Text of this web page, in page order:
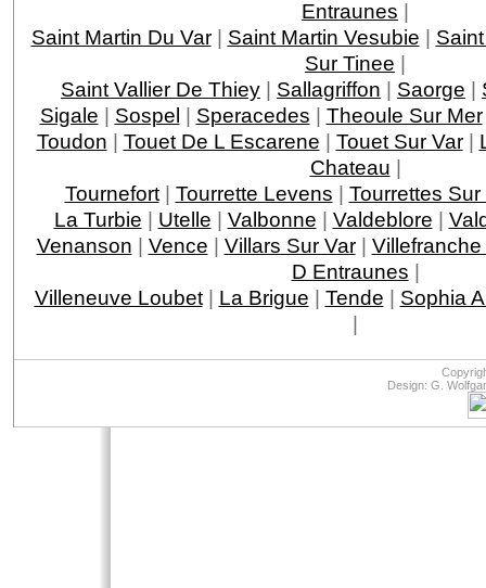
Entraunes |
Saint Martin Du Var| Saint Martin Vesubie |
Sur Tinee |
Saint Vallier De Thiey | Sallagriffon | Saorge |
Sigale | Sospel | Speracedes | Theoule Sur Mer
Toudon | Touet De L Escarene | Touet Sur Var|
Chateau |
Tournefort| Tourrette Levens | Tourrettes
La Turbie | Utelle | Valbonne | Valdeblore |
Venanson | Vence | Villars Sur Var|
D Entraunes |
Villeneuve Loubet| La Brigue | Tende | Sophia
|
Design: G.